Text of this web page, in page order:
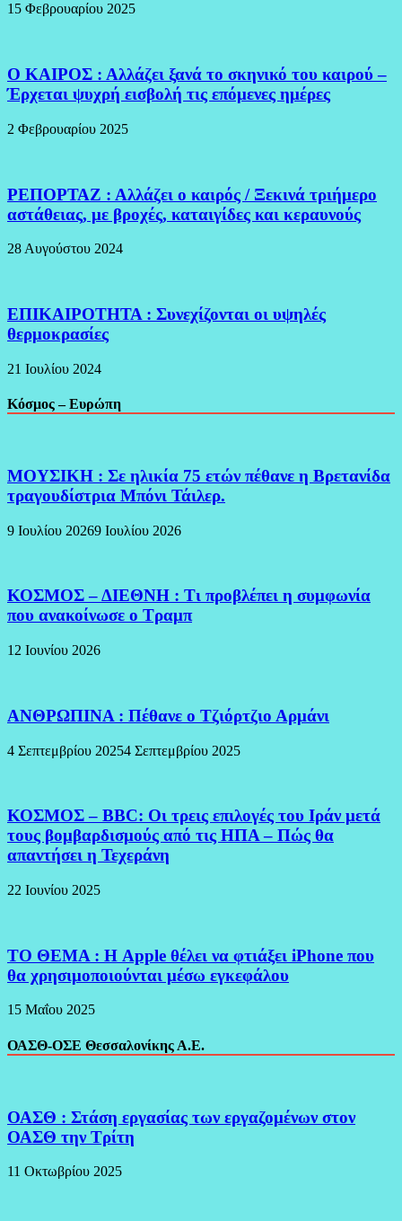
15 Φεβρουαρίου 2025
Ο ΚΑΙΡΟΣ : Αλλάζει ξανά το σκηνικό του καιρού –
Έρχεται ψυχρή εισβολή τις επόμενες ημέρες
2 Φεβρουαρίου 2025
ΡΕΠΟΡΤΑΖ : Αλλάζει ο καιρός / Ξεκινά τριήμερο
αστάθειας, με βροχές, καταιγίδες και κεραυνούς
28 Αυγούστου 2024
ΕΠΙΚΑΙΡΟΤΗΤΑ : Συνεχίζονται οι υψηλές
θερμοκρασίες
21 Ιουλίου 2024
Κόσμος – Ευρώπη
ΜΟΥΣΙΚΗ : Σε ηλικία 75 ετών πέθανε η Βρετανίδα
τραγουδίστρια Μπόνι Τάιλερ.
9 Ιουλίου 20269 Ιουλίου 2026
ΚΟΣΜΟΣ – ΔΙΕΘΝΗ : Τι προβλέπει η συμφωνία
που ανακοίνωσε ο Τραμπ
12 Ιουνίου 2026
ΑΝΘΡΩΠΙΝΑ : Πέθανε ο Τζιόρτζιο Αρμάνι
4 Σεπτεμβρίου 20254 Σεπτεμβρίου 2025
ΚΟΣΜΟΣ – BBC: Οι τρεις επιλογές του Ιράν μετά
τους βομβαρδισμούς από τις ΗΠΑ – Πώς θα
απαντήσει η Τεχεράνη
22 Ιουνίου 2025
ΤΟ ΘΕΜΑ : Η Apple θέλει να φτιάξει iPhone που
θα χρησιμοποιούνται μέσω εγκεφάλου
15 Μαΐου 2025
ΟΑΣΘ-ΟΣΕ Θεσσαλονίκης Α.Ε.
ΟΑΣΘ : Στάση εργασίας των εργαζομένων στον
ΟΑΣΘ την Τρίτη
11 Οκτωβρίου 2025